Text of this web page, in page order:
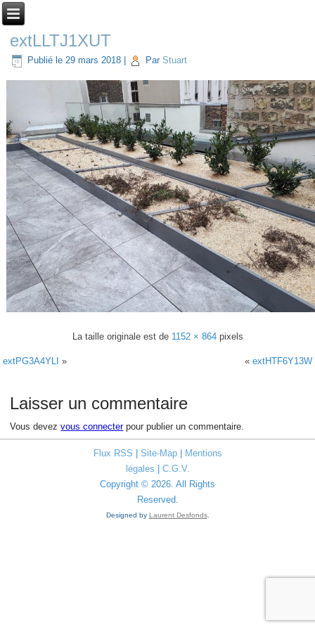
extLLTJ1XUT
Publié le 29 mars 2018 Par Stuart
La taille originale est de 1152 × 864pixels
extPG3A4YLI » « extHTF6Y13W
Laisser un commentaire
Vous devezvous connecterpour publier un commentaire.
Flux RSS Site-Map|
Mentions
légales
C.G.V.
Copyright © 2026. All Rights
Reserved.
Designed by Laurent Desfonds.